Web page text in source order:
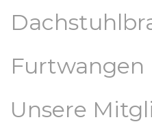
Furtwangen
Unsere